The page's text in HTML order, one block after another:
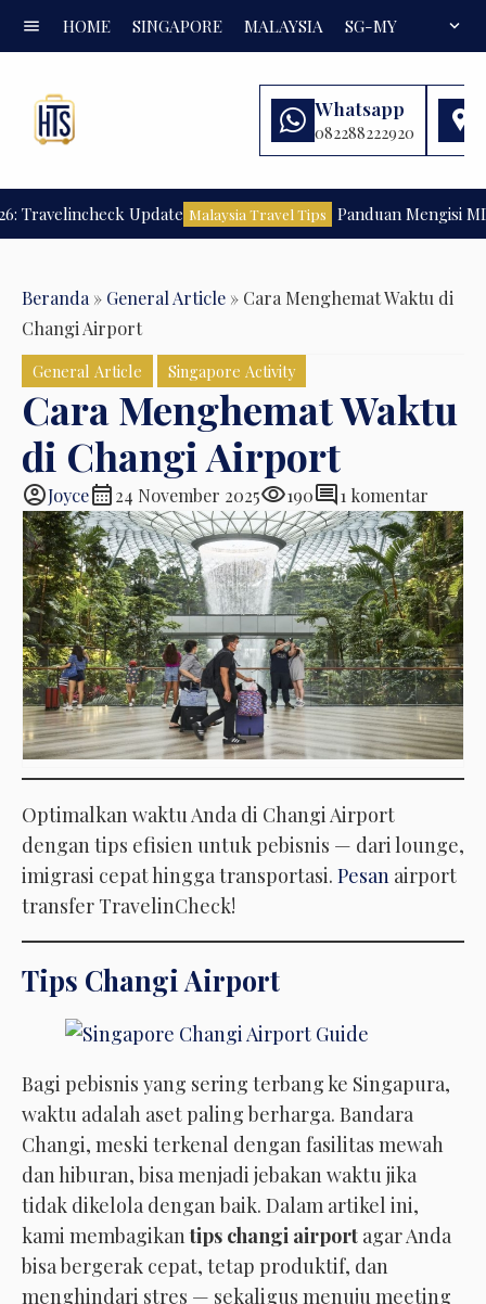
menu HOME SINGAPORE MALAYSIA SG-MY FAQexpand_more
Whatsapp
082288222920
Update Malaysia Travel Tips Panduan Mengisi
Beranda » General Article » Cara Menghemat Waktu di
Changi Airport
General Article Singapore Activity
Cara Menghemat Waktu
di Changi Airport
account_circleJoycecalendar_month24 November 2025visibility190comment1 komentar
Optimalkan waktu Anda di Changi Airport
dengan tips efisien untuk pebisnis — dari lounge,
imigrasi cepat hingga transportasi. Pesan airport
transfer TravelinCheck!
Tips Changi Airport
Bagi pebisnis yang sering terbang ke Singapura,
waktu adalah aset paling berharga. Bandara
Changi, meski terkenal dengan fasilitas mewah
dan hiburan, bisa menjadi jebakan waktu jika
tidak dikelola dengan baik. Dalam artikel ini,
kami membagikantips changi airport agar Anda
bisa bergerak cepat, tetap produktif, dan
menghindari stres — sekaligus menuju meeting